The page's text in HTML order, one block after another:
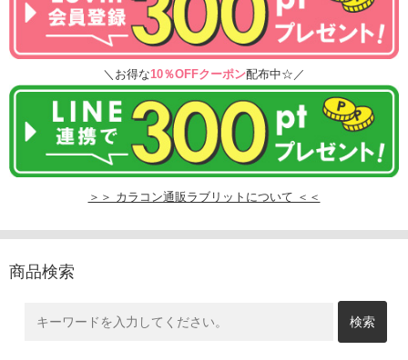
＼お得な10％OFFクーポン配布中☆／
＞＞ カラコン通販ラブリットについて ＜＜
商品検索